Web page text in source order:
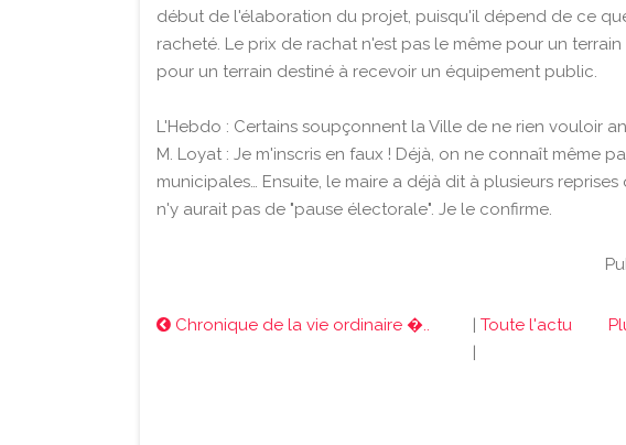
début de l'élaboration du projet, puisqu'il dépend de ce
racheté. Le prix de rachat n'est pas le même pour un
pour un terrain destiné à recevoir un équipement public.
L'Hebdo : Certains soupçonnent la Ville de ne rien vouloir
M. Loyat : Je m'inscris en faux ! Déjà, on ne connaît même
municipales… Ensuite, le maire a déjà dit à plusieurs
n'y aurait pas de "pause électorale". Je le confirme.
Chronique de la vie ordinaire �.. | Toute l'actu
|